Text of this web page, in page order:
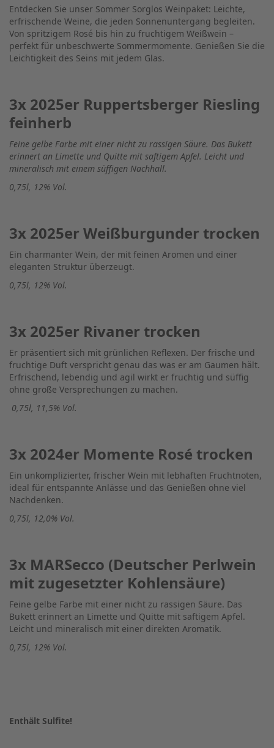
Entdecken Sie unser Sommer Sorglos Weinpaket: Leichte,
erfrischende Weine, die jeden Sonnenuntergang begleiten.
Von spritzigem Rosé bis hin zu fruchtigem Weißwein –
perfekt für unbeschwerte Sommermomente. Genießen Sie die
Leichtigkeit des Seins mit jedem Glas.
3x 2025er Ruppertsberger Riesling
feinherb
Feine gelbe Farbe mit einer nicht zu rassigen Säure. Das Bukett
erinnert an Limette und Quitte mit saftigem Apfel. Leicht und
mineralisch mit einem süffigen Nachhall.
0,75l, 12% Vol.
3x 2025er Weißburgunder trocken
Ein charmanter Wein, der mit feinen Aromen und einer
eleganten Struktur überzeugt.
0,75l, 12% Vol.
3x 2025er Rivaner trocken
Er präsentiert sich mit grünlichen Reflexen. Der frische und
fruchtige Duft verspricht genau das was er am Gaumen hält.
Erfrischend, lebendig und agil wirkt er fruchtig und süffig
ohne große Versprechungen zu machen.
0,75l, 11,5% Vol.
3x 2024er Momente Rosé trocken
Ein unkomplizierter, frischer Wein mit lebhaften Fruchtnoten,
ideal für entspannte Anlässe und das Genießen ohne viel
Nachdenken.
0,75l, 12,0% Vol.
3x MARSecco (Deutscher Perlwein
mit zugesetzter Kohlensäure)
Feine gelbe Farbe mit einer nicht zu rassigen Säure. Das
Bukett erinnert an Limette und Quitte mit saftigem Apfel.
Leicht und mineralisch mit einer direkten Aromatik.
0,75l, 12% Vol.
Enthält Sulfite!